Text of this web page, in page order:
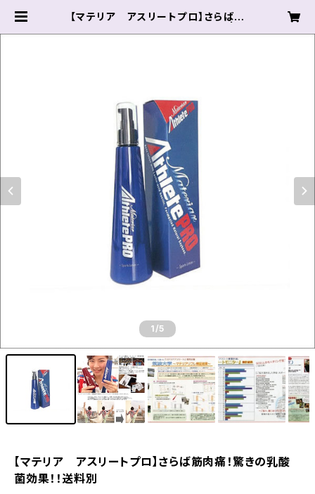
【マテリア アスリートプロ】さらば筋
1 /5
【マテリア アスリートプロ】さらば筋肉痛！驚きの乳酸
菌効果！！送料別